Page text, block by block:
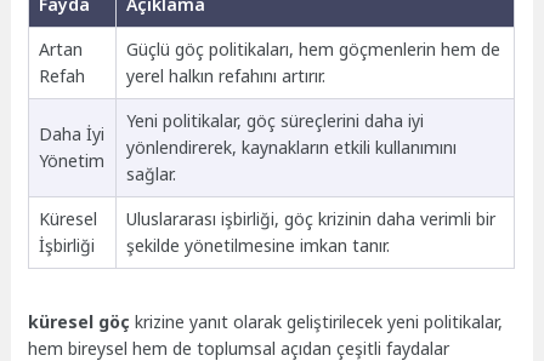
Artan
Refah
Güçlü göç politikaları, hem göçmenlerin hem de
yerel halkın refahını artırır.
Daha İyi
Yönetim
Yeni politikalar, göç süreçlerini daha iyi
yönlendirerek, kaynakların etkili kullanımını
sağlar.
Küresel
İşbirliği
Uluslararası işbirliği, göç krizinin daha verimli bir
şekilde yönetilmesine imkan tanır.
küresel göç krizine yanıt olarak geliştirilecek yeni politikalar,
hem bireysel hem de toplumsal açıdan çeşitli faydalar